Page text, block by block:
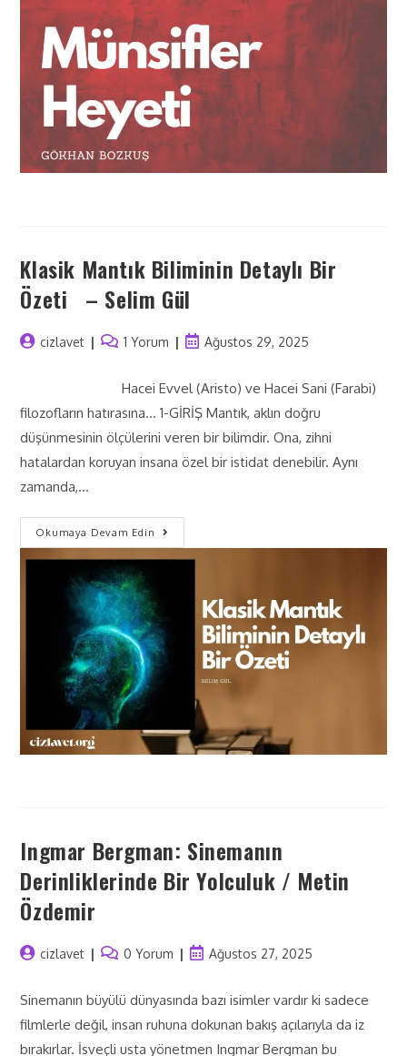
Klasik Mantık Biliminin Detaylı Bir
Özeti – Selim Gül
cizlavet 1 Yorum Ağustos 29, 2025
Hacei Evvel (Aristo) ve Hacei Sani (Farabi)
filozofların hatırasına… 1-GİRİŞ Mantık, aklın doğru
düşünmesinin ölçülerini veren bir bilimdir. Ona, zihni
hatalardan koruyan insana özel bir istidat denebilir. Aynı
zamanda,…
Okumaya Devam Edin
Ingmar Bergman: Sinemanın
Derinliklerinde Bir Yolculuk / Metin
Özdemir
cizlavet 0 Yorum Ağustos 27, 2025
Sinemanın büyülü dünyasında bazı isimler vardır ki sadece
filmlerle değil, insan ruhuna dokunan bakış açılarıyla da iz
bırakırlar. İsveçli usta yönetmen Ingmar Bergman bu